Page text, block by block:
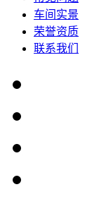
车间实景
荣誉资质
联系我们